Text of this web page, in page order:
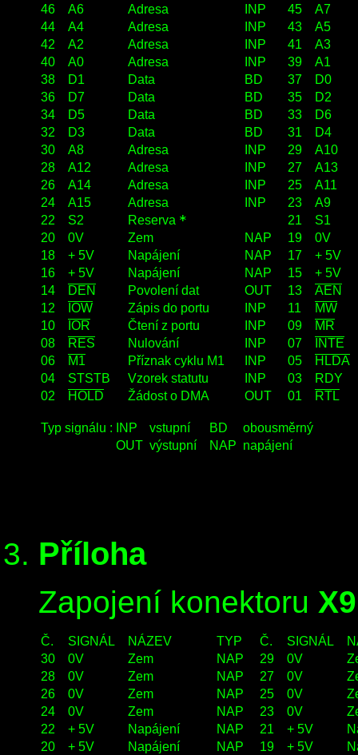
46
A6 Adresa INP 45
A7
44
A4 Adresa INP 43
A5
42
A2 Adresa INP 41
A3
40
A0 Adresa INP 39
A1
38
D1 Data BD 37
D0
36
D7 Data BD 35
D2
34
D5 Data BD 33
D6
32
D3 Data BD 31
D4
30
A8 Adresa INP 29
A10
28
A12 Adresa INP 27
A13
26
A14 Adresa INP 25
A11
24
A15 Adresa INP 23
A9
22
S2 Reserva * 21
S1
20
0V Zem NAP 19
0V
18
+ 5V Napájení NAP 17
+ 5V
16
+ 5V Napájení NAP 15
+ 5V
14
DEN Povolení dat OUT 13
AEN
12
IOW Zápis do portu INP 11
MW
10
IOR Čtení z portu INP 09
MR
08
RES Nulování INP 07
INTE
06
M1 Příznak cyklu M1 INP 05
HLDA
04
STSTB Vzorek statutu INP 03
RDY
02
HOLD Žádost o DMA OUT 01 RTL
Typ signálu : INP vstupní BD
obousměrný
OUT výstupní NAP napájení
Příloha
Zapojení konektoru X9
Č. SIGNÁL NÁZEV TYP Č. SIGNÁL
30
0V Zem NAP 29 0V
28
0V Zem NAP 27 0V
26
0V Zem NAP 25 0V
24
0V Zem NAP 23 0V
22
+ 5V Napájení NAP 21 + 5V
20
+ 5V Napájení NAP 19 + 5V